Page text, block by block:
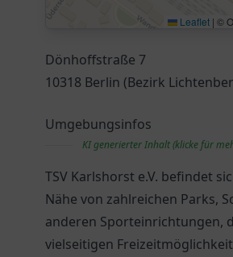
Leaflet | ©
Dönhoffstraße 7
10318 Berlin (Bezirk
Umgebungsinfos
KI generierter Inhalt (klicke für
TSV Karlshorst e.V. befindet
Nähe von zahlreichen Parks,
anderen Sporteinrichtungen,
vielseitigen